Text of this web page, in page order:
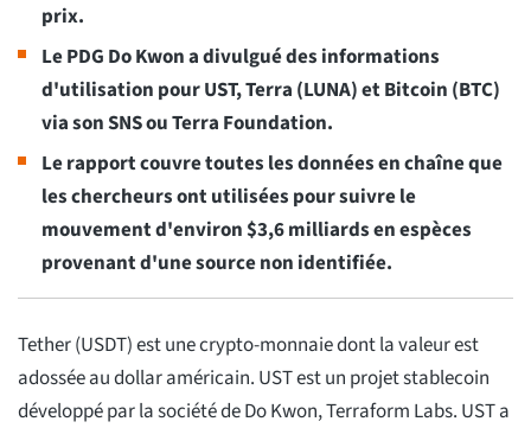
prix.
Le PDG Do Kwon a divulgué des informations
d'utilisation pour UST, Terra (LUNA) et Bitcoin (BTC)
via son SNS ou Terra Foundation.
Le rapport couvre toutes les données en chaîne que
les chercheurs ont utilisées pour suivre le
mouvement d'environ $3,6 milliards en espèces
provenant d'une source non identifiée.
Tether (USDT) est une crypto-monnaie dont la valeur est
adossée au dollar américain. UST est un projet stablecoin
développé par la société de Do Kwon, Terraform Labs. UST a